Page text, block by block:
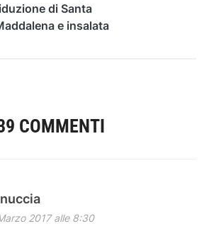
di Santa
e insalata
COMMENTI
2017 alle 8:30